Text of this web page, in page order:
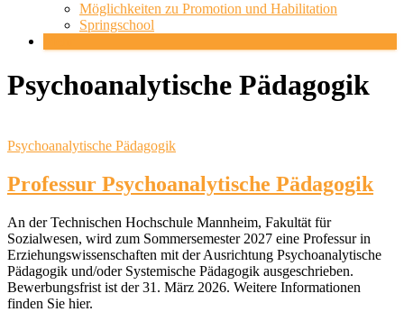
Möglichkeiten zu Promotion und Habilitation
Springschool
Psychoanalytische Pädagogik
Psychoanalytische Pädagogik
Professur Psychoanalytische Pädagogik
An der Technischen Hochschule Mannheim, Fakultät für
Sozialwesen, wird zum Sommersemester 2027 eine Professur in
Erziehungswissenschaften mit der Ausrichtung Psychoanalytische
Pädagogik und/oder Systemische Pädagogik ausgeschrieben.
Bewerbungsfrist ist der 31. März 2026. Weitere Informationen
finden Sie hier.